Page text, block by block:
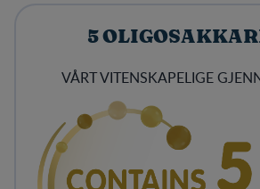
5
VÅRT VITENSKAPELIGE